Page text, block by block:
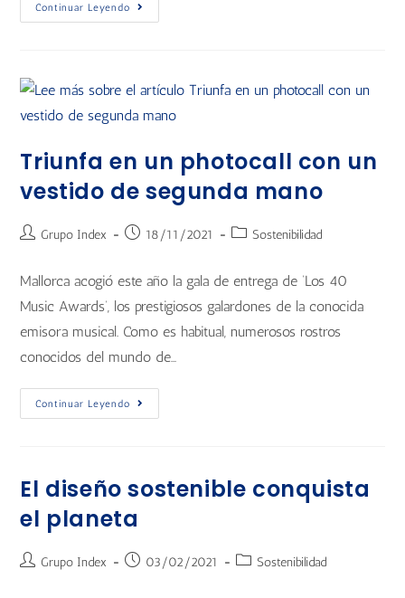
Continuar Leyendo
Triunfa en un photocall con un
vestido de segunda mano
Grupo Index 18/11/2021 Sostenibilidad
Mallorca acogió este año la gala de entrega de ‘Los 40
Music Awards’, los prestigiosos galardones de la conocida
emisora musical. Como es habitual, numerosos rostros
conocidos del mundo de…
Continuar Leyendo
El diseño sostenible conquista
el planeta
Grupo Index 03/02/2021 Sostenibilidad